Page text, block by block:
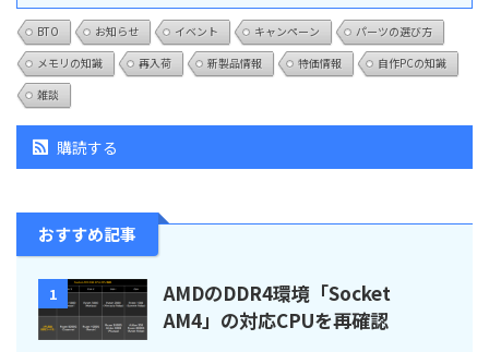
BTO お知らせ イベント キャンペーン
パーツの選び方
メモリの知識
再入荷 新製品情報 特価情報
自作PCの知識
雑談
購読する
おすすめ記事
1
AMDのDDR4環境「Socket
AM4」の対応CPUを再確認